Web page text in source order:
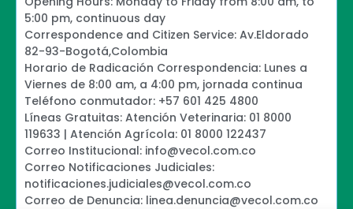
5:00 pm, continuous day
Correspondence and Citizen Service: Av.Eldorado
82-93-Bogotá,Colombia
Horario de Radicación Correspondencia: Lunes a
Viernes de 8:00 am, a 4:00 pm, jornada continua
Teléfono conmutador: +57 601 425 4800
Líneas Gratuitas: Atención Veterinaria: 01 8000
119633 | Atención Agrícola: 01 8000 122437
Correo Institucional: info@vecol.com.co
Correo Notificaciones Judiciales:
notificaciones.judiciales@vecol.com.co
Correo de Denuncia: linea.denuncia@vecol.com.co